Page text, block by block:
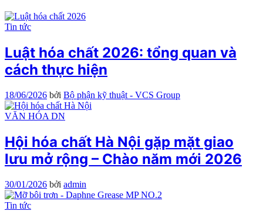
Tin tức
Luật hóa chất 2026: tổng quan và
cách thực hiện
18/06/2026 bởi Bộ phận kỹ thuật - VCS Group
VĂN HÓA DN
Hội hóa chất Hà Nội gặp mặt giao
lưu mở rộng – Chào năm mới 2026
30/01/2026 bởi admin
Tin tức